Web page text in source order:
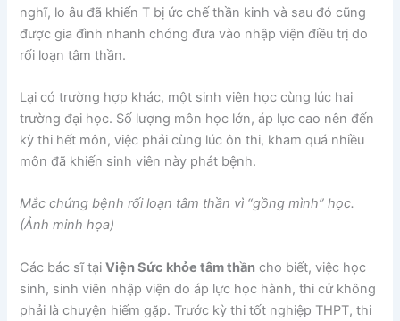
nghĩ, lo âu đã khiến T bị ức chế thần kinh và sau đó cũng
được gia đình nhanh chóng đưa vào nhập viện điều trị do
rối loạn tâm thần.
Lại có trường hợp khác, một sinh viên học cùng lúc hai
trường đại học. Số lượng môn học lớn, áp lực cao nên đến
kỳ thi hết môn, việc phải cùng lúc ôn thi, kham quá nhiều
môn đã khiến sinh viên này phát bệnh.
Mắc chứng bệnh rối loạn tâm thần vì “gồng mình” học.
(Ảnh minh họa)
Các bác sĩ tạiViện Sức khỏe tâm thần cho biết, việc học
sinh, sinh viên nhập viện do áp lực học hành, thi cử không
phải là chuyện hiếm gặp. Trước kỳ thi tốt nghiệp THPT, thi